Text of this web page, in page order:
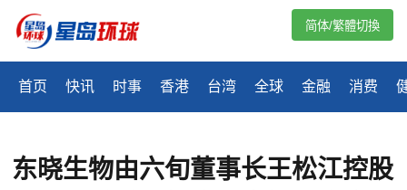
首页 快讯 时事 香港 台湾 全球 金融 消费
简体/繁體切換
东晓生物由六旬董事长王松江控股